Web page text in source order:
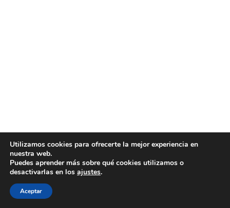
Utilizamos cookies para ofrecerte la mejor experiencia en
nuestra web.
Puedes aprender más sobre qué cookies utilizamos o
desactivarlas en los ajustes.
Aceptar